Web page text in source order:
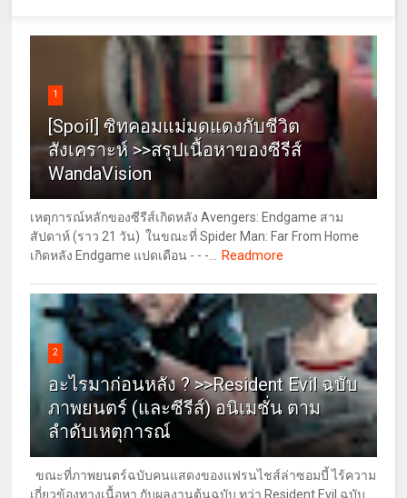
1
[Spoil] ซิทคอมแม่มดแดงกับชีวิต
สังเคราะห์ >>สรุปเนื้อหาของซีรีส์
WandaVision
เหตุการณ์หลักของซีรีส์เกิดหลัง Avengers: Endgame สาม
สัปดาห์ (ราว 21 วัน) ในขณะที่ Spider Man: Far From Home
เกิดหลัง Endgame แปดเดือน - - -...
Readmore
2
อะไรมาก่อนหลัง ? >>Resident Evil ฉบับ
ภาพยนตร์ (และซีรีส์) อนิเมชั่น ตาม
ลำดับเหตุการณ์
ขณะที่ภาพยนตร์ฉบับคนแสดงของแฟรนไชส์ล่าซอมบี้ ไร้ความ
เกี่ยวข้องทางเนื้อหา กับผลงานต้นฉบับ ทว่า Resident Evil ฉบับ